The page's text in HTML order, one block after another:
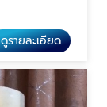
ดูรายละเอียด